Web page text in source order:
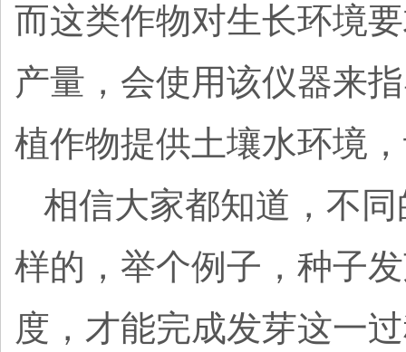
而这类作物对生长环境
产量，会使用该仪器来
植作物提供土壤水环境
相信大家都知道，不
样的，举个例子，种子
度，才能完成发芽这一